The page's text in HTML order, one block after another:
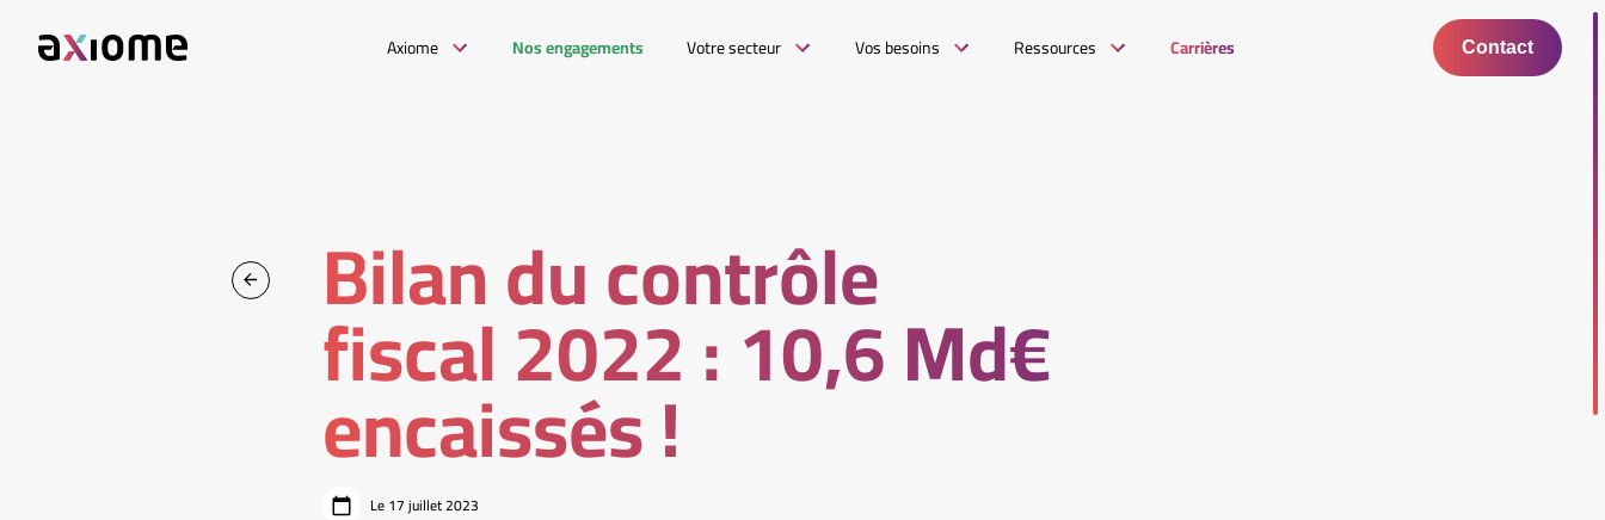
Axiome Nos engagements Votre secteur Vos besoins Ressources Carrières Contact
Bilan du contrôle
fiscal 2022 : 10,6 Md€
encaissés !
Le 17 juillet 2023